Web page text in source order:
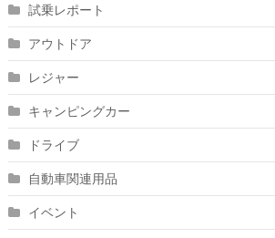
試乗レポート
アウトドア
レジャー
キャンピングカー
ドライブ
自動車関連用品
イベント